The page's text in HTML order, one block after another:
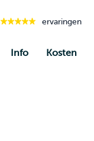
ervaringen
Info Kosten